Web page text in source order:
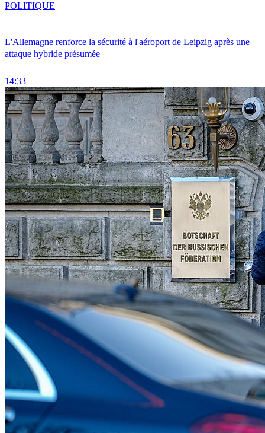
L'Allemagne renforce la sécurité à l'aéroport de Leipzig après une
attaque hybride présumée
14:33
POLITIQUE